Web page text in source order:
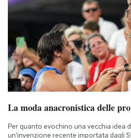
La moda anacronistica delle
Per quanto evochino una vecchia idea
un'invenzione recente importata dagli